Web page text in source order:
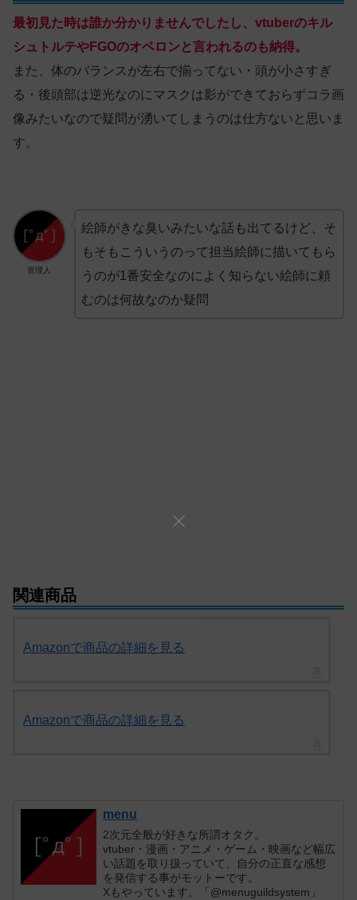
最初見た時は誰か分かりませんでしたし、vtuberのキル
シュトルテやFGOのオベロンと言われるのも納得。
また、体のバランスが左右で揃ってない・頭が小さすぎ
る・後頭部は逆光なのにマスクは影ができておらずコラ画
像みたいなので疑問が湧いてしまうのは仕方ないと思いま
す。
管理人
絵師がきな臭いみたいな話も出てるけど、そ
もそもこういうのって担当絵師に描いてもら
うのが1番安全なのによく知らない絵師に頼
むのは何故なのか疑問
関連商品
Amazonで商品の詳細を見る
Amazonで商品の詳細を見る
menu
2次元全般が好きな所謂オタク。
vtuber・漫画・アニメ・ゲーム・映画など幅広
い話題を取り扱っていて、自分の正直な感想
を発信する事がモットーです。
Xもやっています。「@menuguildsystem」